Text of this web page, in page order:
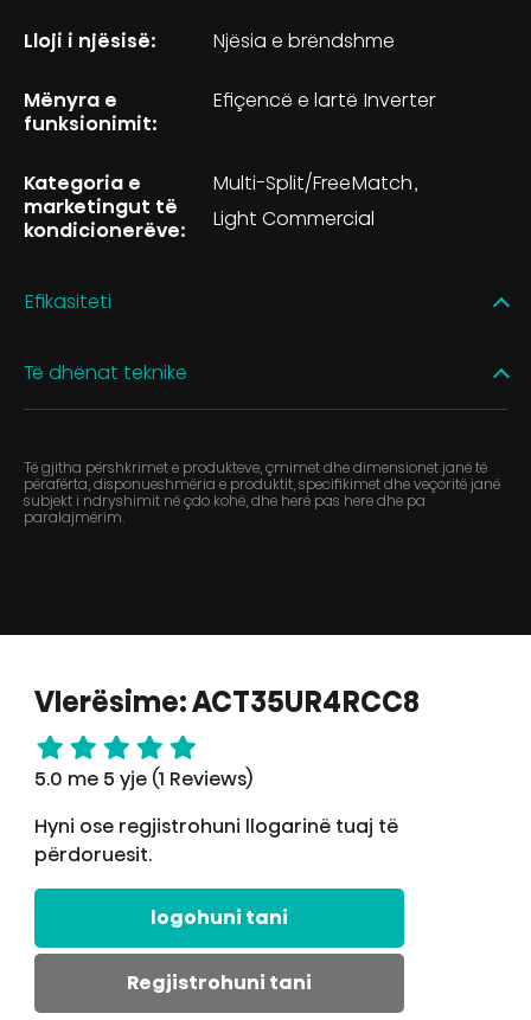
Lloji i njësisë: Njësia e brëndshme
Mënyra e
funksionimit:
Efiçencë e lartë Inverter
Kategoria e
marketingut të
kondicionerëve:
Multi-Split/FreeMatch
Light Commercial
Efikasiteti
Të dhënat teknike
Të gjitha përshkrimet e produkteve, çmimet dhe dimensionet janë të
përafërta, disponueshmëria e produktit, specifikimet dhe veçoritë janë
subjekt i ndryshimit në çdo kohë, dhe herë pas here dhe pa
paralajmërim.
Vlerësime: ACT35UR4RCC8
5.0 me 5 yje (1 Reviews)
Hyni ose regjistrohuni llogarinë tuaj të
përdoruesit.
logohuni tani
Regjistrohuni tani